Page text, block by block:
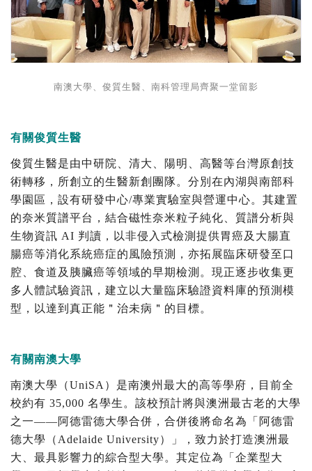
南澳大學、俊質生醫、南科管理局齊聚一堂留影
有關俊質生醫
俊質生醫是由中研院、清大、陽明、高醫等台灣原創技
術轉移，所創立的生醫新創團隊。分別在內湖與南部科
學園區，設有研發中心/專業實驗室與營運中心。其建置
的奈米質譜平台，結合磁性奈米粒子純化、質譜分析與
生物資訊 AI 判讀，以非侵入式檢測提供胃癌及大腸直
腸癌等消化系統癌症的風險預測，亦拓展臨床研發至口
腔、食道及胰臟癌等領域的早期檢測。現正逐步收集更
多人體試驗資訊，建立以大量臨床驗證資料庫的預測模
型，以達到真正能＂治未病＂的目標。
有關南澳大學
南澳大學（UniSA）是南澳州最大的高等學府，目前全
校約有 35,000 名學生。該校預計將與澳洲最古老的大學
之一——阿德雷德大學合併，合併後將命名為「阿德雷
德大學（Adelaide University）」，致力於打造澳洲最
大、最具影響力的綜合型大學。其定位為「企業型大